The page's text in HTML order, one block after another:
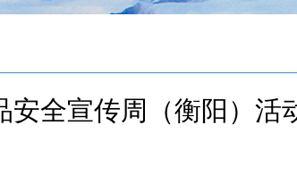
安全宣传周（衡阳）活